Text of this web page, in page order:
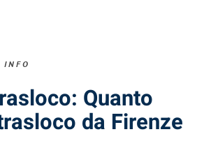
INFO
Quanto
da Firenze